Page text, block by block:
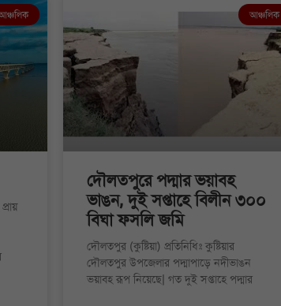
আঞ্চলিক
দৌলতপুরে পদ্মার ভয়াবহ
ভাঙন, দুই সপ্তাহে বিলীন ৩০০
বিঘা ফসলি জমি
দৌলতপুর (কুষ্টিয়া) প্রতিনিধিঃ কুষ্টিয়ার
দৌলতপুর উপজেলার পদ্মাপাড়ে নদীভাঙন
ভয়াবহ রূপ নিয়েছে| গত দুই সপ্তাহে পদ্মার